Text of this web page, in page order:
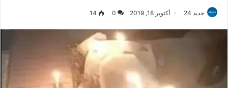
جديد 24 أكتوبر 18, 2019 0
14